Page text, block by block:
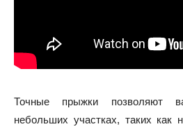
Точные прыжки позволяют
небольших участках, таких как